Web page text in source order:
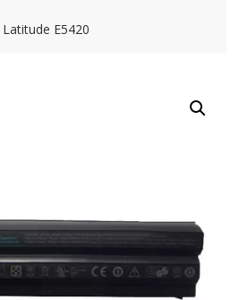
E5420